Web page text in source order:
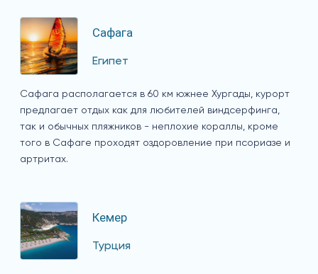
Сафага
Египет
Сафага располагается в 60 км южнее Хургады, курорт
предлагает отдых как для любителей виндсерфинга,
так и обычных пляжников - неплохие кораллы, кроме
того в Сафаге проходят оздоровление при псориазе и
артритах.
Кемер
Турция